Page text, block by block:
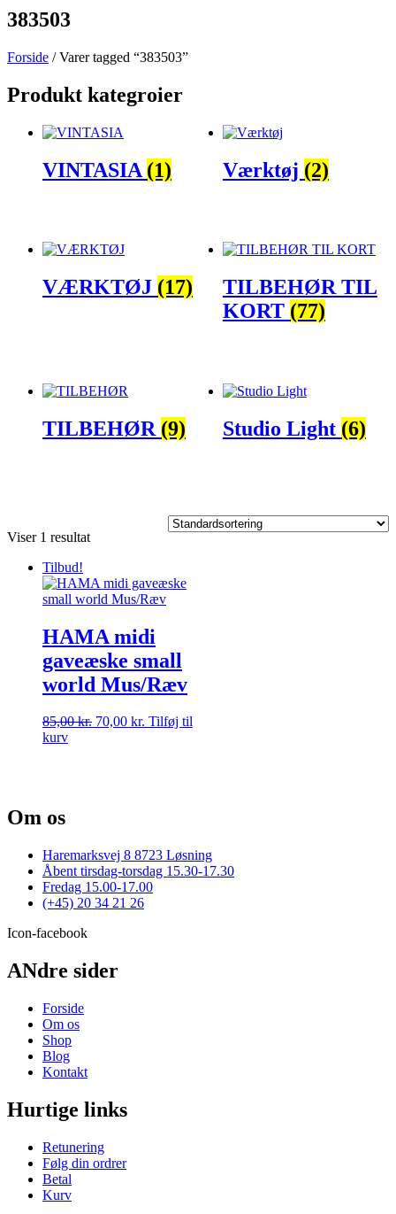
383503
Forside / Varer tagged “383503”
Produkt kategroier
VINTASIA (1) Værktøj (2)
VÆRKTØJ (17)
TILBEHØR TIL
KORT (77)
TILBEHØR (9) Studio Light (6)
Viser 1 resultat
Tilbud!
HAMA midi
gaveæske small
world Mus/Ræv
85,00kr. Den
70,00 kr. Den
Tilføj til
kurv
Om os
Haremarksvej 8 8723 Løsning
Åbent tirsdag-torsdag 15.30-17.30
Fredag 15.00-17.00
(+45) 20 34 21 26
Icon-facebook
ANdre sider
Forside
Om os
Shop
Blog
Kontakt
Hurtige links
Retunering
Følg din ordrer
Betal
Kurv